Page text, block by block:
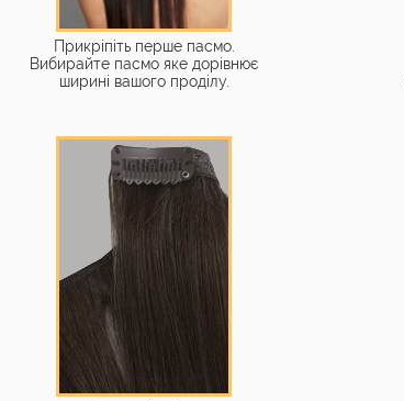
Прикріпіть перше пасмо.
Вибирайте пасмо яке дорівнює
ширині вашого проділу.